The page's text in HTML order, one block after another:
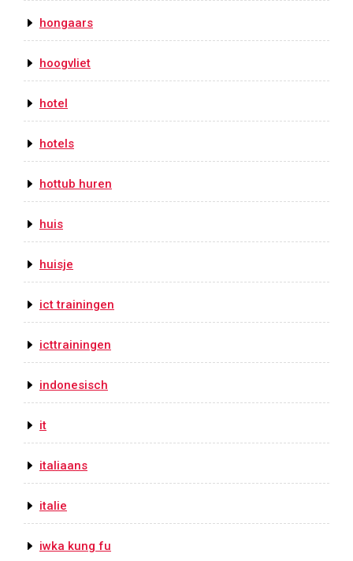
hongaars
hoogvliet
hotel
hotels
hottub huren
huis
huisje
ict trainingen
icttrainingen
indonesisch
it
italiaans
italie
iwka kung fu